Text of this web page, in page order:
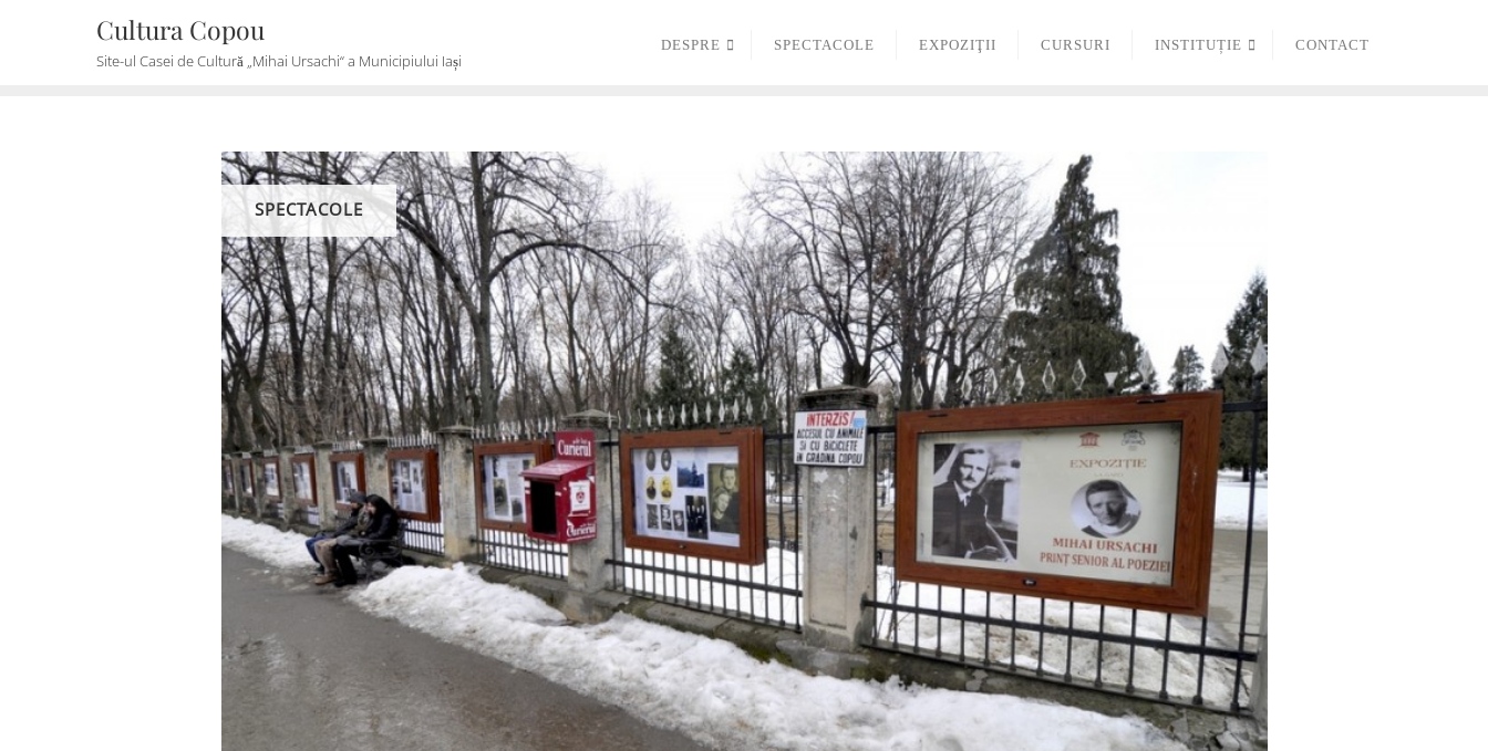
Cultura Copou
Site-ul Casei de Cultură „Mihai Ursachi“ a Municipiului Iași
DESPRE SPECTACOLE EXPOZIŢII CURSURI INSTITUȚIE CONTACT
SPECTACOLE